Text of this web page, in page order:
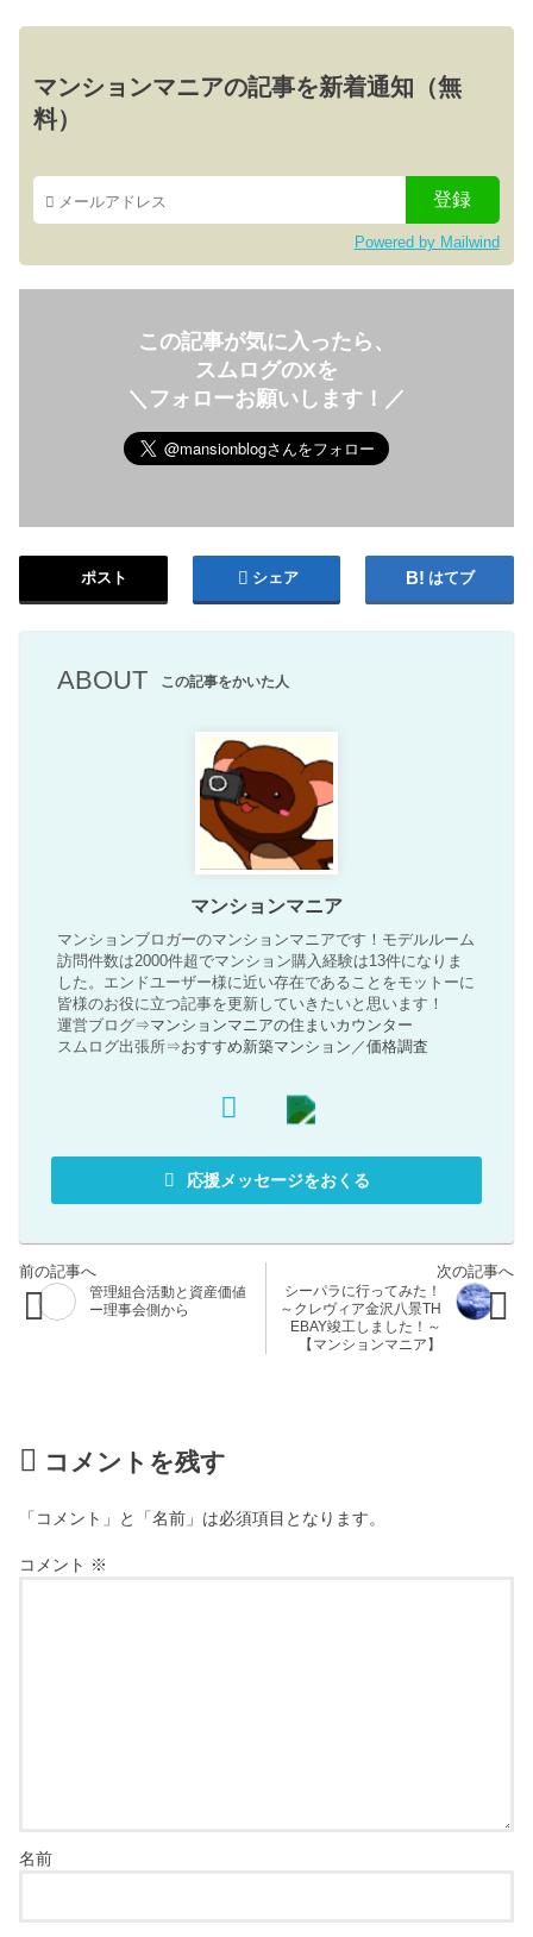
マンションマニアの記事を新着通知（無
料）
Powered by Mailwind
この記事が気に入ったら、
スムログのXを
＼フォローお願いします！／
ポスト シェア はてブ
ABOUT この記事をかいた人
マンションマニア
マンションブロガーのマンションマニアです！モデルルーム
訪問件数は2000件超でマンション購入経験は13件になりま
した。エンドユーザー様に近い存在であることをモットーに
皆様のお役に立つ記事を更新していきたいと思います！
運営ブログ⇒マンションマニアの住まいカウンター
スムログ出張所⇒おすすめ新築マンション ／価格調査
応援メッセージをおくる
管理組合活動と資産価値
ー理事会側から
シーパラに行ってみた！
～クレヴィア金沢八景TH
EBAY竣工しました！～
【マンションマニア】
コメントを残す
「コメント」と「名前」は必須項目となります。
コメント ※
名前